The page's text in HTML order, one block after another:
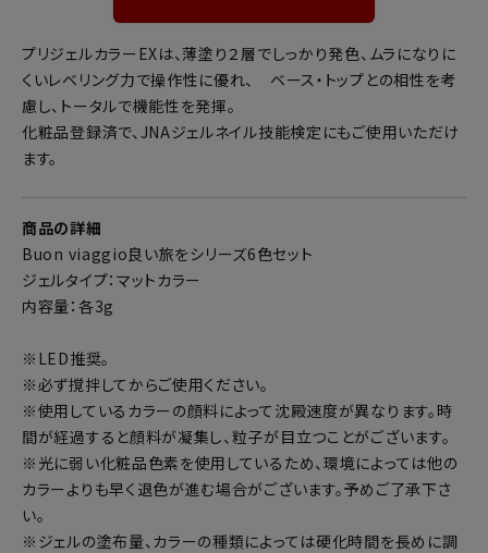
プリジェルカラーEXは、薄塗り２層でしっかり発色、ムラになりに
くいレベリング力で操作性に優れ、 ベース・トップとの相性を考
慮し、トータルで機能性を発揮。
化粧品登録済で、JNAジェルネイル技能検定にもご使用いただけ
ます。
商品の詳細
Buon viaggio良い旅をシリーズ6色セット
ジェルタイプ：マットカラー
内容量：各3g
※LED推奨。
※必ず撹拌してからご使用ください。
※使用しているカラーの顔料によって沈殿速度が異なります。時
間が経過すると顔料が凝集し、粒子が目立つことがございます。
※光に弱い化粧品色素を使用しているため、環境によっては他の
カラーよりも早く退色が進む場合がございます。予めご了承下さ
い。
※ジェルの塗布量、カラーの種類によっては硬化時間を長めに調